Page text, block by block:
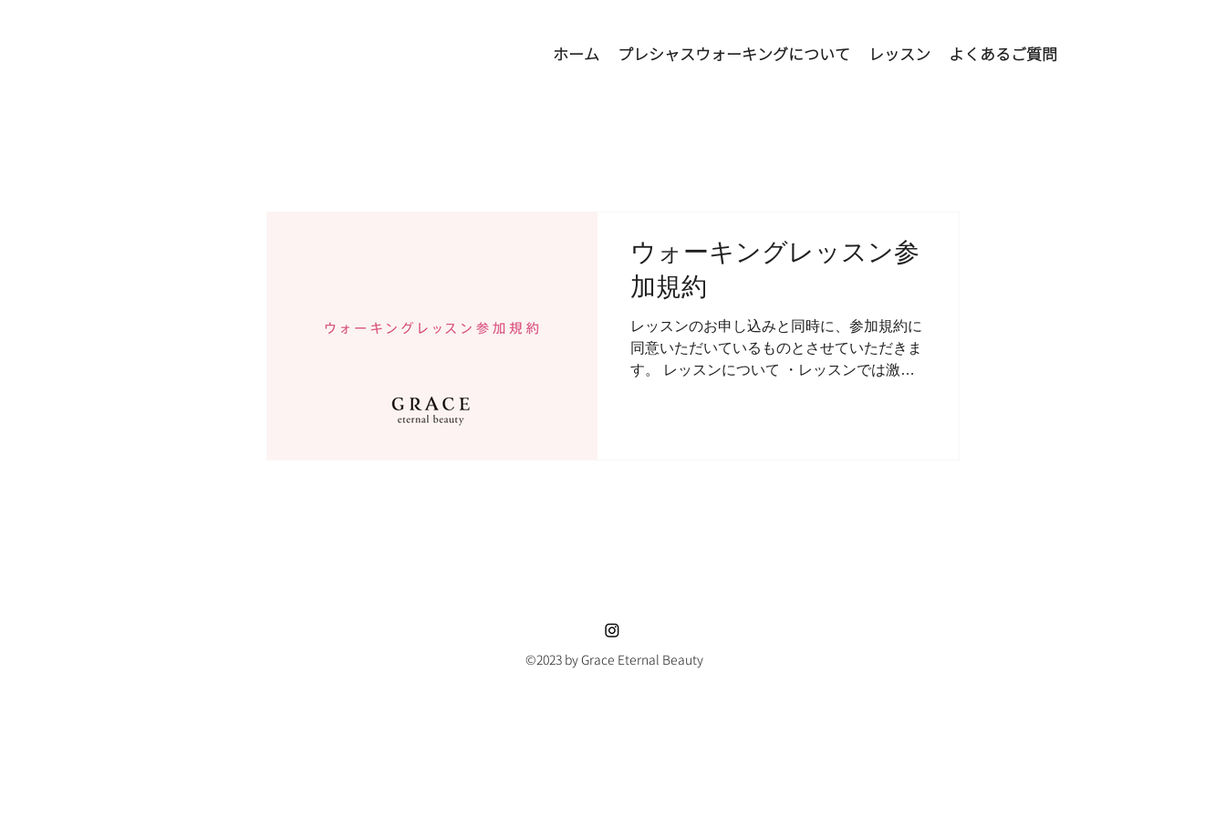
ホーム プレシャスウォーキングについて レッスン よくあるご質問
ウォーキングレッスン参
加規約
レッスンのお申し込みと同時に、参加規約に
同意いただいているものとさせていただきま
す。 レッスンについて ・レッスンでは激し
©2023 by Grace Eternal Beauty